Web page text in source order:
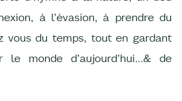
à l’évasion, à prendre du
vous du temps, tout en gardant
monde d’aujourd’hui…& de